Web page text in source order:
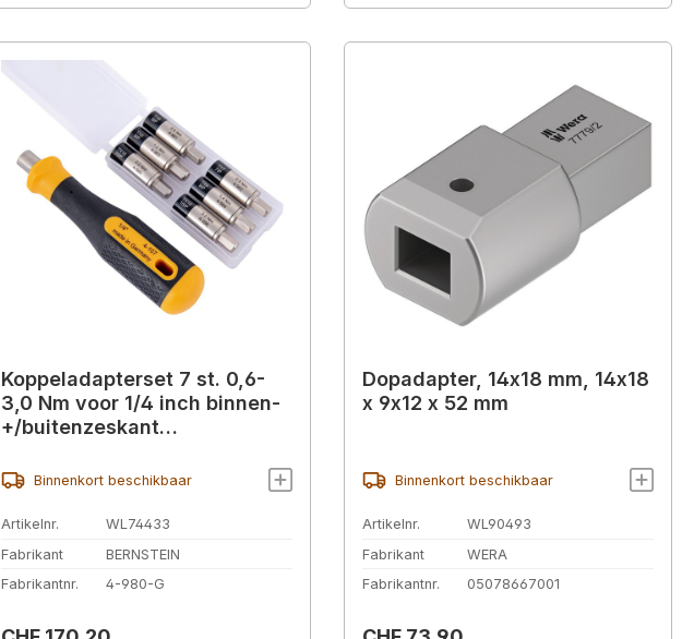
Koppeladapterset 7 st. 0,6-
3,0 Nm voor 1/4 inch binnen-
+/buitenzeskant
Binnenkort beschikbaar
Artikelnr.
WL74433
Fabrikant
BERNSTEIN
Fabrikantnr.
4-980-G
Dopadapter, 14x18 mm, 14x18
x 9x12 x 52 mm
Binnenkort beschikbaar
Artikelnr.
WL90493
Fabrikant
WERA
Fabrikantnr.
05078667001